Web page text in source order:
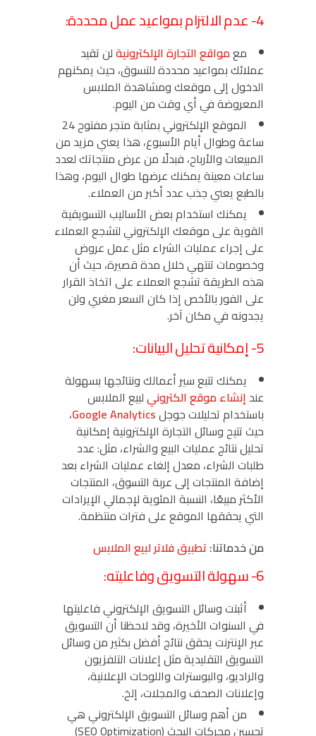
4- عدم الالتزام بمواعيد عمل محددة:
معمواقع التجارة الإلكترونيةلن تقيد
عملائك بمواعيد محددة للتسوق، حيث يمكنهم
الدخول إلى موقعك ومشاهدة الملابس
المعروضة في أي وقت من اليوم.
الموقع الإلكتروني بمثابة متجر مفتوح 24
ساعة وطوال أيام الأسبوع، هذا يعني مزيد من
المبيعات والأرباح، فبدلًا من عرض منتجاتك لعدد
ساعات معينة يمكنك عرضها طوال اليوم، وهذا
بالطبع يعني جذب عدد أكبر من العملاء.
يمكنك استخدام بعض الأساليب التسويقية
القوية على موقعك الإلكتروني لتشجع العملاء
على إجراء عمليات الشراء مثل عمل عروض
وخصومات تنتهي خلال مدة قصيرة، حيث أن
هذه الطريقة تشجع العملاء على اتخاذ القرار
على الفور بالأخص إذا كان السعر مغري ولن
يجدونه في مكان آخر.
5- إمكانية تحليل البيانات:
يمكنك تتبع سير أعمالك ونتائجها بسهولة
عند إنشاء موقع الكترونيلبيع الملابس
باستخدام تحليلات جوجلGoogle Analytics،
حيث تتيح وسائل التجارة الإلكترونية إمكانية
تحليل نتائج عمليات البيع والشراء، مثل: عدد
طلبات الشراء، معدل إلغاء عمليات الشراء بعد
إضافة المنتجات إلى عربة التسوق، المنتجات
الأكثر مبيعًا، النسبة المئوية لإجمالي الإيرادات
التي يحققها الموقع على فترات منتظمة.
من خدماتنا:تطبيق فلاتر لبيع الملابس
6- سهولة التسويق وفاعليته:
أثبتت وسائل التسويق الإلكتروني فاعليتها
في السنوات الأخيرة، وقد لاحظنا أن التسويق
عبر الإنترنت يحقق نتائج أفضل بكثير من وسائل
التسويق التقليدية مثل إعلانات التلفزيون
والراديو، والبوسترات واللوحات الإعلانية،
وإعلانات الصحف والمجلات، إلخ.
من أهم وسائل التسويق الإلكتروني هي
تحسين محركات البحث (SEO Optimization)